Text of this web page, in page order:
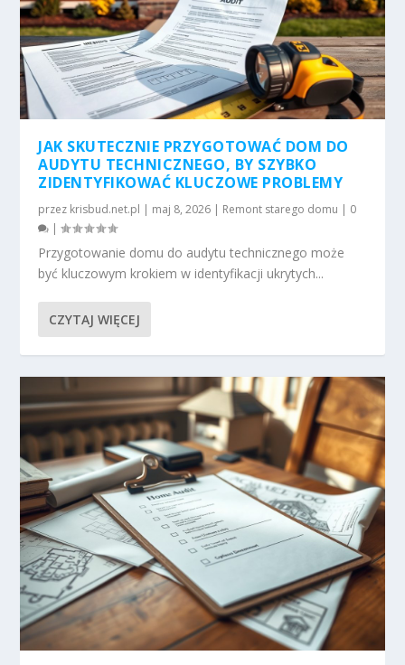
JAK SKUTECZNIE PRZYGOTOWAĆ DOM DO
AUDYTU TECHNICZNEGO, BY SZYBKO
ZIDENTYFIKOWAĆ KLUCZOWE PROBLEMY
przez krisbud.net.pl | maj 8, 2026 | Remont starego domu | 0
|
Przygotowanie domu do audytu technicznego może
być kluczowym krokiem w identyfikacji ukrytych...
CZYTAJ WIĘCEJ